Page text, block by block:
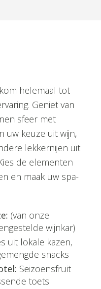
helemaal tot
Geniet van
sfeer met
uw keuze uit wijn,
lekkernijen uit
de elementen
en maak uw spa-
(van onze
wijnkar)
uit lokale kazen,
snacks
Seizoensfruit
toets